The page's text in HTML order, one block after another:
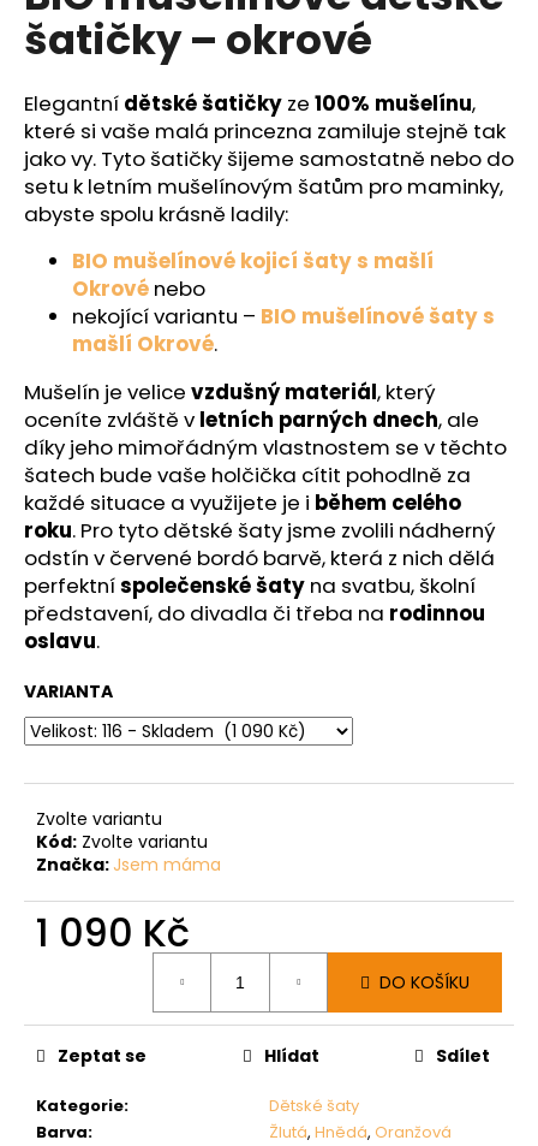
0,0
z
hvězdiček.
šatičky – okrové
Elegantní dětské šatičky ze 100% mušelínu,
které si vaše malá princezna zamiluje stejně tak
jako vy. Tyto šatičky šijeme samostatně nebo do
setu k letním mušelínovým šatům pro maminky,
abyste spolu krásně ladily:
BIO mušelínové kojicí šaty s mašlí
Okrové nebo
nekojící variantu – BIO mušelínové šaty s
mašlí Okrové.
Mušelín je velice vzdušný materiál, který
oceníte zvláště v letních parných dnech, ale
díky jeho mimořádným vlastnostem se v těchto
šatech bude vaše holčička cítit pohodlně za
každé situace a využijete je i během celého
roku. Pro tyto dětské šaty jsme zvolili nádherný
odstín v červené bordó barvě, která z nich dělá
perfektníspolečenské šaty na svatbu, školní
představení, do divadla či třeba na rodinnou
oslavu.
VARIANTA
Zvolte variantu
Kód: Zvolte variantu
Značka: Jsem máma
1 090 Kč
DO KOŠÍKU
Kategorie:
Dětské šaty
Barva: Žlutá, Hnědá, Oranžová
Zeptat se Hlídat Sdílet
u
j
m
e